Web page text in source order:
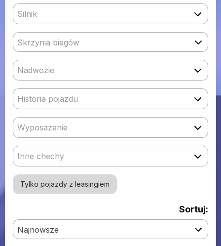
Silnik
Skrzynia biegów
Nadwozie
Historia pojazdu
Wyposażenie
Inne chechy
Tylko pojazdy z leasingiem
Sortuj:
Najnowsze